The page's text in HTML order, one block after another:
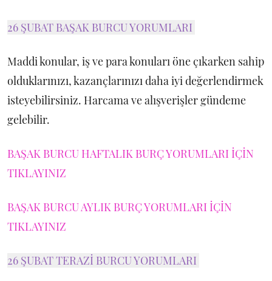
26 ŞUBAT BAŞAK BURCU YORUMLARI
Maddi konular, iş ve para konuları öne çıkarken sahip
olduklarınızı, kazançlarınızı daha iyi değerlendirmek
isteyebilirsiniz. Harcama ve alışverişler gündeme
gelebilir.
BAŞAK BURCU HAFTALIK BURÇ YORUMLARI İÇİN
TIKLAYINIZ
BAŞAK BURCU AYLIK BURÇ YORUMLARI İÇİN
TIKLAYINIZ
26 ŞUBAT TERAZİ BURCU YORUMLARI